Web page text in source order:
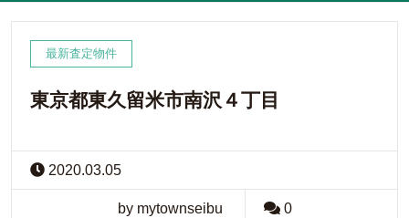
最新査定物件
東京都東久留米市南沢４丁目
2020.03.05
by mytownseibu 0